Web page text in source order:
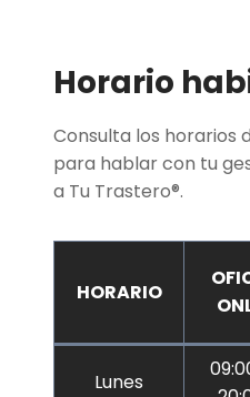
Horario
Consulta los horarios
para hablar con tu
a Tu Trastero®.
HORARIO
Lunes